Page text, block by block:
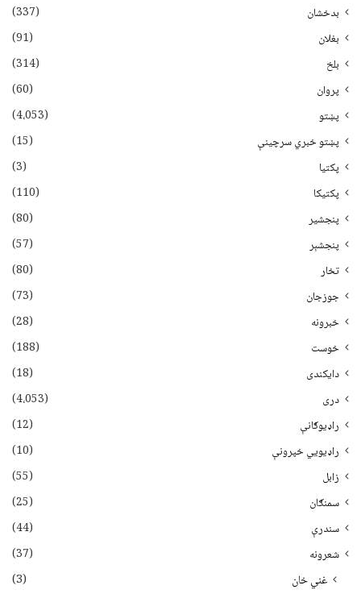
بدخشان
(337)
بغلان
(91)
بلخ
(314)
پروان
(60)
پښتو
(4،053)
پښتو خبري سرچينې
(15)
پکتيا
(3)
پکتیکا
(110)
پنجشیر
(80)
پنجشېر
(57)
تخار
(80)
جوزجان
(73)
خبرونه
(28)
خوست
(188)
دایکندی
(18)
دری
(4،053)
راډیوګانې
(12)
راډیويي خپرونې
(10)
زابل
(55)
سمنګان
(25)
سندرې
(44)
شعرونه
(37)
غني خان
(3)